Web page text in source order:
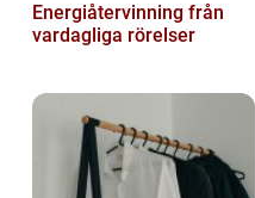
Energiåtervinning från
vardagliga rörelser